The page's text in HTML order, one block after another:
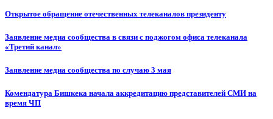
Открытое обращение отечественных телеканалов президенту
Заявление медиа сообщества в связи с поджогом офиса телеканала
«Третий канал»
Заявление медиа сообщества по случаю 3 мая
Комендатура Бишкека начала аккредитацию представителей СМИ на
время ЧП